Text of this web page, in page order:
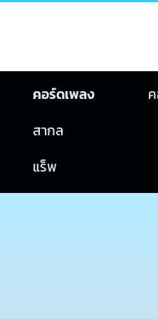
คอร์ดเพลง
สากล
แร็พ